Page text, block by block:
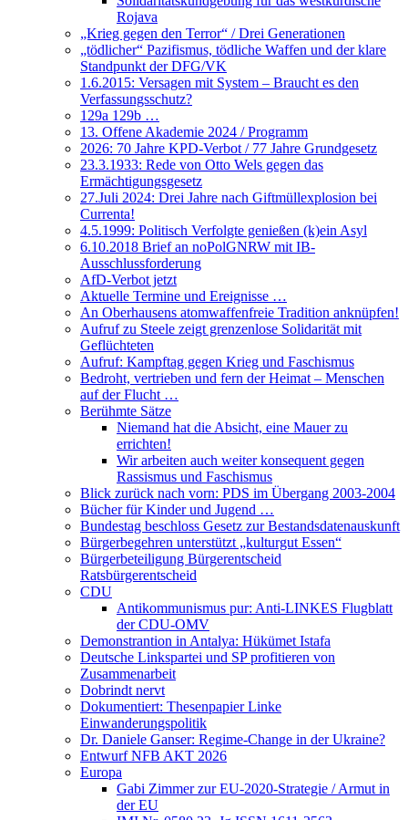
Rojava
„Krieg gegen den Terror“ / Drei Generationen
„tödlicher“ Pazifismus, tödliche Waffen und der klare
Standpunkt der DFG/VK
1.6.2015: Versagen mit System – Braucht es den
Verfassungsschutz?
129a 129b …
13. Offene Akademie 2024 / Programm
2026: 70 Jahre KPD-Verbot / 77 Jahre Grundgesetz
23.3.1933: Rede von Otto Wels gegen das
Ermächtigungsgesetz
27.Juli 2024: Drei Jahre nach Giftmüllexplosion bei
Currenta!
4.5.1999: Politisch Verfolgte genießen (k)ein Asyl
6.10.2018 Brief an noPolGNRW mit IB-
Ausschlussforderung
AfD-Verbot jetzt
Aktuelle Termine und Ereignisse …
An Oberhausens atomwaffenfreie Tradition anknüpfen!
Aufruf zu Steele zeigt grenzenlose Solidarität mit
Geflüchteten
Aufruf: Kampftag gegen Krieg und Faschismus
Bedroht, vertrieben und fern der Heimat – Menschen
auf der Flucht …
Berühmte Sätze
Niemand hat die Absicht, eine Mauer zu
errichten!
Wir arbeiten auch weiter konsequent gegen
Rassismus und Faschismus
Blick zurück nach vorn: PDS im Übergang 2003-2004
Bücher für Kinder und Jugend …
Bundestag beschloss Gesetz zur Bestandsdatenauskunft
Bürgerbegehren unterstützt „kulturgut Essen“
Bürgerbeteiligung Bürgerentscheid
Ratsbürgerentscheid
CDU
Antikommunismus pur: Anti-LINKES Flugblatt
der CDU-OMV
Demonstrantion in Antalya: Hükümet Istafa
Deutsche Linkspartei und SP profitieren von
Zusammenarbeit
Dobrindt nervt
Dokumentiert: Thesenpapier Linke
Einwanderungspolitik
Dr. Daniele Ganser: Regime-Change in der Ukraine?
Entwurf NFB AKT 2026
Europa
Gabi Zimmer zur EU-2020-Strategie / Armut in
der EU